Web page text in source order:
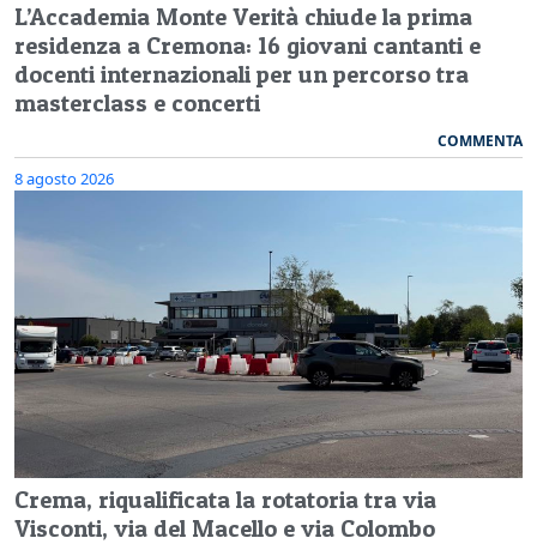
L’Accademia Monte Verità chiude la prima
residenza a Cremona: 16 giovani cantanti e
docenti internazionali per un percorso tra
masterclass e concerti
COMMENTA
8 agosto 2026
Crema, riqualificata la rotatoria tra via
Visconti, via del Macello e via Colombo